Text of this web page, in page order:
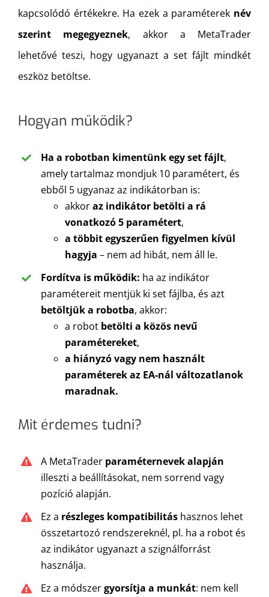
kapcsolódó értékekre. Ha ezek a paraméterek név
szerint megegyeznek, akkor a MetaTrader
lehetővé teszi, hogy ugyanazt a set fájlt mindkét
eszköz betöltse.
Hogyan működik?
Ha a robotban kimentünk egy set fájlt,
amely tartalmaz mondjuk 10 paramétert, és
ebből 5 ugyanaz az indikátorban is:
akkoraz indikátor betölti a rá
vonatkozó 5 paramétert,
a többit egyszerűen figyelmen kívül
hagyja – nem ad hibát, nem áll le.
Fordítva is működik: ha az indikátor
paramétereit mentjük ki set fájlba, és azt
betöltjük a robotba, akkor:
a robot betölti a közös nevű
paramétereket,
a hiányzó vagy nem használt
paraméterek az EA-nál változatlanok
maradnak.
Mit érdemes tudni?
A MetaTrader paraméternevek alapján
illeszti a beállításokat, nem sorrend vagy
pozíció alapján.
Ez a részleges kompatibilitás hasznos lehet
összetartozó rendszereknél, pl. ha a robot és
az indikátor ugyanazt a szignálforrást
használja.
Ez a módszergyorsítja a munkát: nem kell